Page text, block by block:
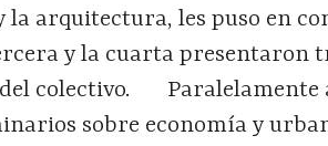
arquitectura, les puso en
y la cuarta presentaron
del colectivo. Paralelamente
sobre economía y